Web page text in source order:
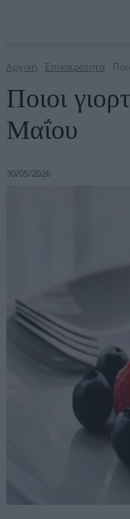
Αρχική Επικαιρότητα
Ποιοι
Μαΐου
30/05/2026